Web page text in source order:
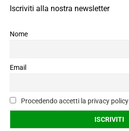
Iscriviti alla nostra newsletter
Nome
Email
Procedendo accetti la privacy policy